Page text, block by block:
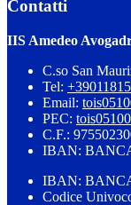
Contatti
IIS Amedeo
C.so San
Tel:
Email:
PEC:
C.F.:
IBAN:
IBAN:
Codice